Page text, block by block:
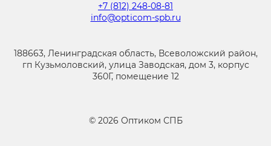
+7 (812) 248-08-81
info@opticom-spb.ru
188663, Ленинградская область, Всеволожский район,
гп Кузьмоловский, улица Заводская, дом 3, корпус
360Г, помещение 12
© 2026 Оптиком СПБ